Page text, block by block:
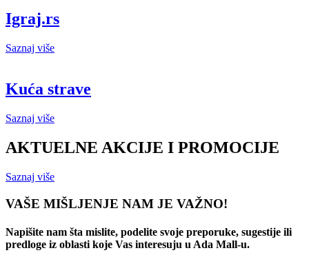
Igraj.rs
Saznaj više
Kuća strave
Saznaj više
AKTUELNE AKCIJE I PROMOCIJE
Saznaj više
VAŠE MIŠLJENJE NAM JE VAŽNO!
Napišite nam šta mislite, podelite svoje preporuke, sugestije ili
predloge iz oblasti koje Vas interesuju u Ada Mall-u.